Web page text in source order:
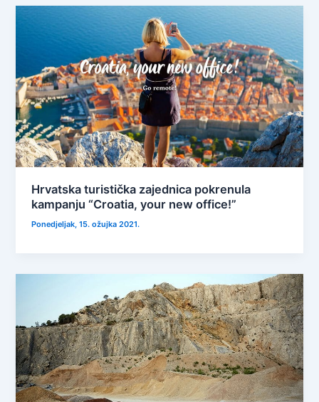
Hrvatska turistička zajednica pokrenula
kampanju “Croatia, your new office!”
Ponedjeljak, 15. ožujka 2021.